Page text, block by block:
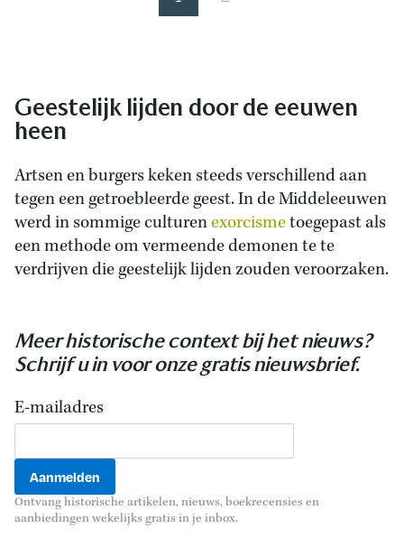
Geestelijk lijden door de eeuwen
heen
Artsen en burgers keken steeds verschillend aan
tegen een getroebleerde geest. In de Middeleeuwen
werd in sommige culturenexorcismetoegepast als
een methode om vermeende demonen te te
verdrijven die geestelijk lijden zouden veroorzaken.
Meer historische context bij het nieuws?
Schrijf u in voor onze gratis nieuwsbrief.
E-mailadres
Ontvang historische artikelen, nieuws, boekrecensies en
aanbiedingen wekelijks gratis in je inbox.